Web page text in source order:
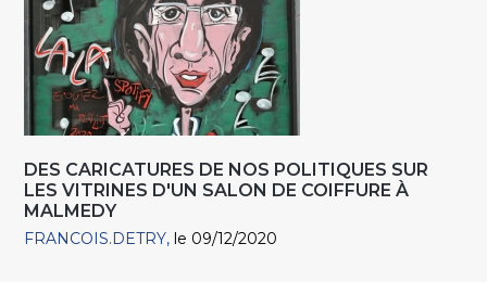
DES CARICATURES DE NOS POLITIQUES SUR
LES VITRINES D'UN SALON DE COIFFURE À
MALMEDY
FRANCOIS.DETRY le 09/12/2020